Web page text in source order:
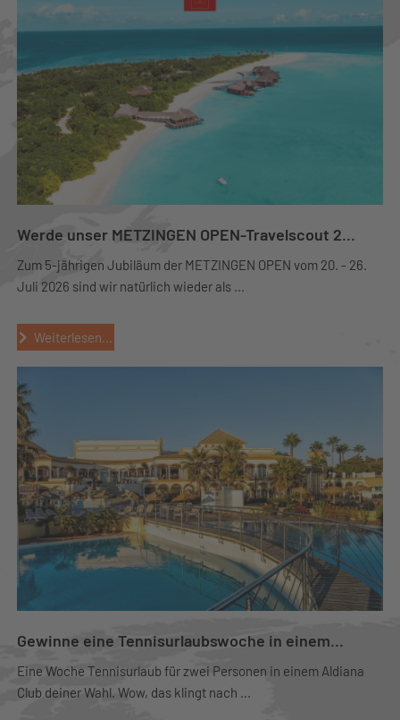
Werde unser METZINGEN OPEN-Travelscout 2...
Zum 5-jährigen Jubiläum der METZINGEN OPEN vom 20. - 26.
Juli 2026 sind wir natürlich wieder als ...
Weiterlesen...
Gewinne eine Tennisurlaubswoche in einem...
Eine Woche Tennisurlaub für zwei Personen in einem Aldiana
Club deiner Wahl. Wow, das klingt nach ...